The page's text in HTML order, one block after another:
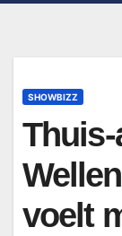
SHOWBIZZ
Thuis-
voelt